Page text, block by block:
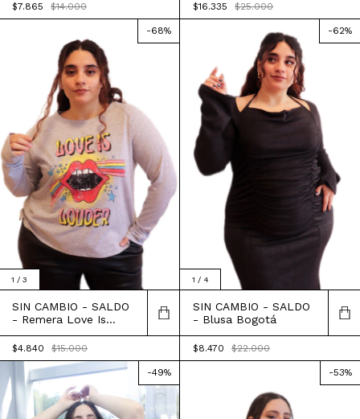
$7.865 $14.000 $16.335 $25.000
1 / 3
-68%
SIN CAMBIO - SALDO
- Remera Love Is
$4.840 $15.000
1 / 4
-62%
SIN CAMBIO - SALDO
- Blusa Bogotá
$8.470 $22.000
-49% -53%